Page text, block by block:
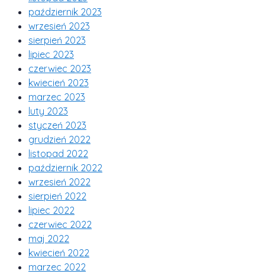
październik 2023
wrzesień 2023
sierpień 2023
lipiec 2023
czerwiec 2023
kwiecień 2023
marzec 2023
luty 2023
styczeń 2023
grudzień 2022
listopad 2022
październik 2022
wrzesień 2022
sierpień 2022
lipiec 2022
czerwiec 2022
maj 2022
kwiecień 2022
marzec 2022